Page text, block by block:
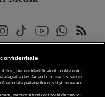
confidențiale
dvs., precum identificatorii cookie unici
alegerile dvs. făcând clic mai jos sau în
raportate partenerilor noștri și nu vă vor
precum si furnizorii nostri de servicii